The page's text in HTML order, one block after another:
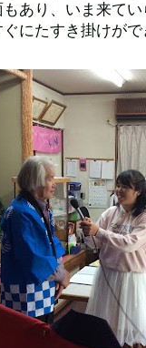
もあり、いま来て
にたすき掛けが